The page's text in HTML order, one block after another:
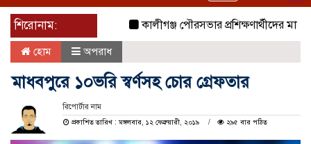
navigation
শিরোনাম:
কালীগঞ্জ পৌরসভার প্রশিক্ষণার্থীদের মাঝে
হোম অপরাধ
মাধবপুরে ১০ভরি স্বর্ণসহ চোর গ্রেফতার
রিপোর্টার নাম
প্রকাশিত তারিখ : মঙ্গলবার, ১২ ফেব্রুয়ারী, ২০১৯
২৯৫ বার পঠিত